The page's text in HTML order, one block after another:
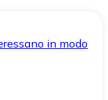
in modo